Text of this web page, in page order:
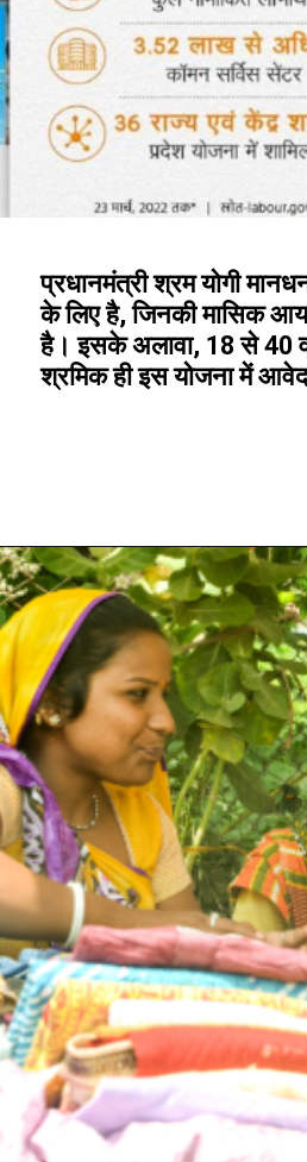
प्रधानमंत्री श्रम योगी
के लिए है, जिनकी मासिक
है। इसके अलावा, 18 से 40
श्रमिक ही इस योजना में